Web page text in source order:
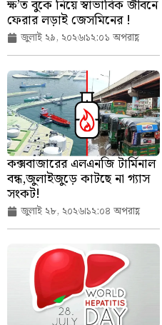
ক্ষ’ত বুকে নিয়ে স্বাভাবিক জীবনে
ফেরার লড়াই জেসমিনের !
জুলাই ২৯, ২০২৬১২:০১ অপরাহ্ণ
কক্সবাজারের এলএনজি টার্মিনাল
বন্ধ,জুলাইজুড়ে কাটছে না গ্যাস
সংকট!
জুলাই ২৮, ২০২৬১২:০৪ অপরাহ্ণ